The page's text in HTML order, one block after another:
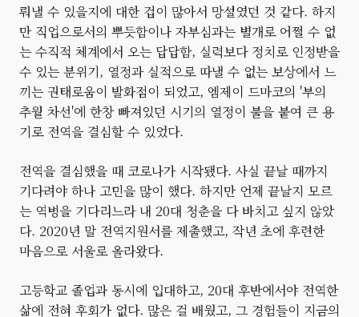
뤄낼 수 있을지에 대한 겁이 많아서 망설였던 것 같다. 하지
만 직업으로서의 뿌듯함이나 자부심과는 별개로 어쩔 수 없
는 수직적 체계에서 오는 답답함, 실력보다 정치로 인정받을
수 있는 분위기, 열정과 실적으로 따낼 수 없는 보상에서 느
끼는 권태로움이 발화점이 되었고, 엠제이 드마코의 '부의
추월 차선'에 한창 빠져있던 시기의 열정이 불을 붙여 큰 용
기로 전역을 결심할 수 있었다.
전역을 결심했을 때 코로나가 시작됐다. 사실 끝날 때까지
기다려야 하나 고민을 많이 했다. 하지만 언제 끝날지 모르
는 역병을 기다리느라 내 20대 청춘을 다 바치고 싶지 않았
다. 2020년 말 전역지원서를 제출했고, 작년 초에 후련한
마음으로 서울로 올라왔다.
고등학교 졸업과 동시에 입대하고, 20대 후반에서야 전역한
삶에 전혀 후회가 없다. 많은 걸 배웠고, 그 경험들이 지금의